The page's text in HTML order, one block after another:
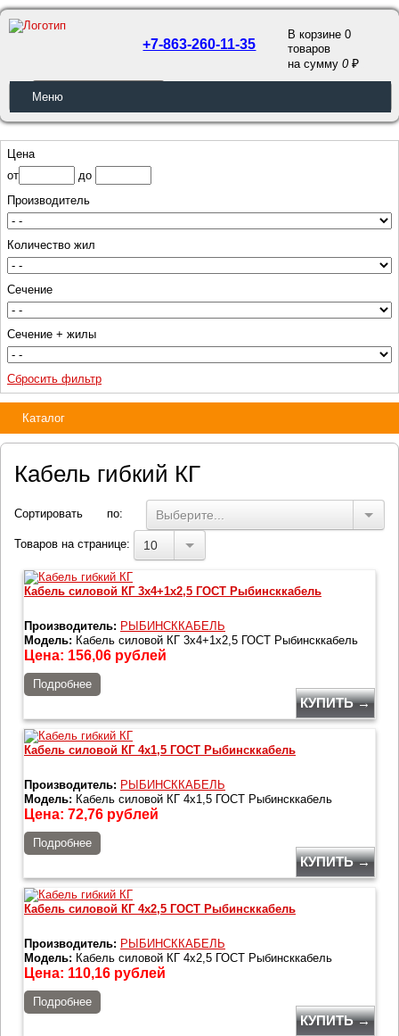
ОБРАТНЫЙ ЗВОНОК
+7-863-260-11-35
В корзине 0
товаров
на сумму0
Меню
Цена
от
до
Производитель
Количество жил
Сечение
Сечение + жилы
Сбросить фильтр
Каталог
Кабель гибкий КГ
Сортировать по: Выберите...
Товаров на странице: 10
Кабель силовой КГ 3х4+1х2,5 ГОСТ Рыбинсккабель
Производитель: РЫБИНСККАБЕЛЬ
Модель: Кабель силовой КГ 3х4+1х2,5 ГОСТ Рыбинсккабель
Цена: 156,06 рублей
Подробнее
КУПИТЬ →
Кабель силовой КГ 4х1,5 ГОСТ Рыбинсккабель
Производитель: РЫБИНСККАБЕЛЬ
Модель: Кабель силовой КГ 4х1,5 ГОСТ Рыбинсккабель
Цена: 72,76 рублей
Подробнее
КУПИТЬ →
Кабель силовой КГ 4х2,5 ГОСТ Рыбинсккабель
Производитель: РЫБИНСККАБЕЛЬ
Модель: Кабель силовой КГ 4х2,5 ГОСТ Рыбинсккабель
Цена: 110,16 рублей
Подробнее
КУПИТЬ →